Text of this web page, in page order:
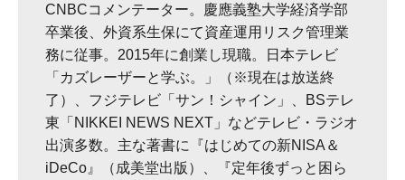
CNBCコメンテーター。慶應義塾大学経済学部
卒業後、外資系生保にて資産運用リスク管理業
務に従事。2015年に創業し現職。日本テレビ
「カズレーザーと学ぶ。」（※現在は放送終
了）、フジテレビ「サン！シャイン」、BSテレ
東「NIKKEI NEWS NEXT」などテレビ・ラジオ
出演多数。主な著書に『はじめての新NISA＆
iDeCo』（成美堂出版）、『定年後ずっと困ら